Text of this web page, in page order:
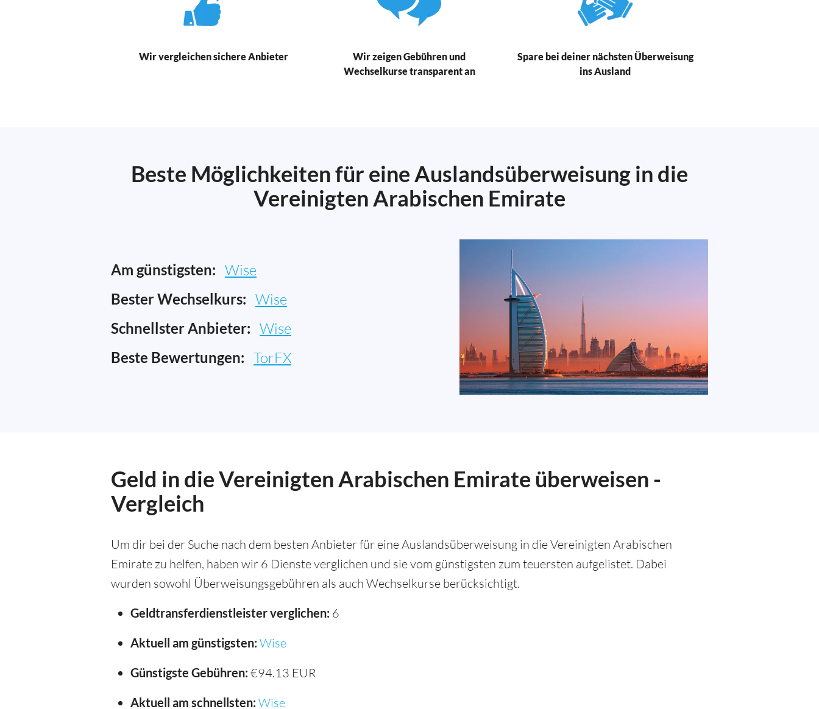
Wir vergleichen sichere Anbieter
Wir zeigen Gebühren und
Wechselkurse transparent an
Spare bei deiner nächsten Überweisung
ins Ausland
Beste Möglichkeiten für eine Auslandsüberweisung in die
Vereinigten Arabischen Emirate
Am günstigsten: Wise
Bester Wechselkurs: Wise
Schnellster Anbieter: Wise
Beste Bewertungen: TorFX
Geld in die Vereinigten Arabischen Emirate überweisen -
Vergleich
Um dir bei der Suche nach dem besten Anbieter für eine Auslandsüberweisung in die Vereinigten Arabischen
Emirate zu helfen, haben wir 6 Dienste verglichen und sie vom günstigsten zum teuersten aufgelistet. Dabei
wurden sowohl Überweisungsgebühren als auch Wechselkurse berücksichtigt.
Geldtransferdienstleister verglichen: 6
Aktuell am günstigsten: Wise
Günstigste Gebühren: €94.13 EUR
Aktuell am schnellsten: Wise